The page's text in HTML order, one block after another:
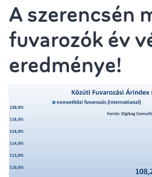
A szerencsén
fuvarozók év
eredménye!